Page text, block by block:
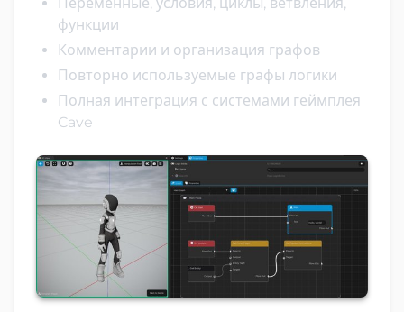
функции
Комментарии и организация графов
Повторно используемые графы логики
Полная интеграция с системами геймплея
Cave